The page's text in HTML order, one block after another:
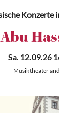
Konzerte
Abu
Sa. 12.09.26
Musiktheater